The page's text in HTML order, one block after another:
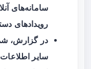
سامانه‌های
رویدادهای
در گزارش،
سایر